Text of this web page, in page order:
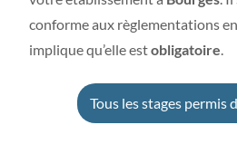
conforme aux règlementations
implique qu’elle estobligatoire.
Tous les stages permis